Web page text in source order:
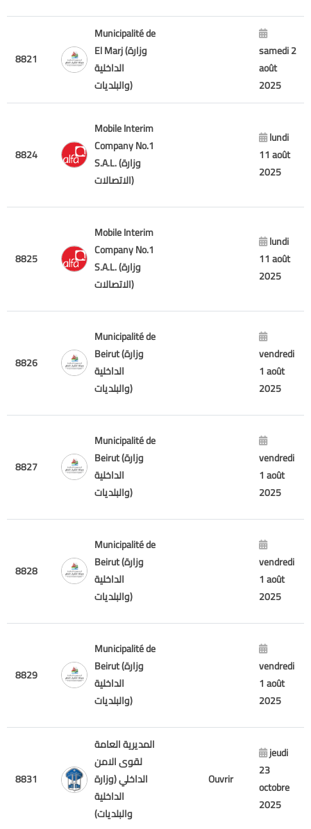
8821
Municipalité de
El Marj (وزارة
الداخلية
والبلديات)
samedi 2
août
2025
8824
Mobile Interim
Company No.1
S.A.L. (وزارة
الاتصالات)
lundi
11 août
2025
8825
Mobile Interim
Company No.1
S.A.L. (وزارة
الاتصالات)
lundi
11 août
2025
8826
Municipalité de
Beirut (وزارة
الداخلية
والبلديات)
vendredi
1 août
2025
8827
Municipalité de
Beirut (وزارة
الداخلية
والبلديات)
vendredi
1 août
2025
8828
Municipalité de
Beirut (وزارة
الداخلية
والبلديات)
vendredi
1 août
2025
8829
Municipalité de
Beirut (وزارة
الداخلية
والبلديات)
vendredi
1 août
2025
8831
المديرية العامة
لقوى الامن
الداخلي (وزارة
الداخلية
والبلديات)
Ouvrir
jeudi
23
octobre
2025